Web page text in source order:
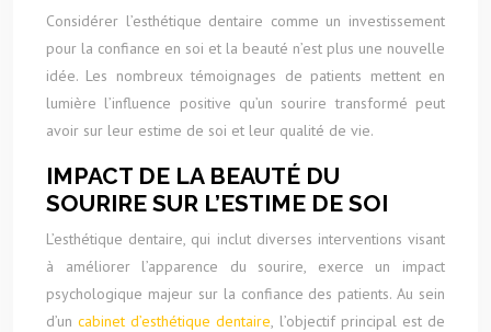
Considérer l’esthétique dentaire comme un investissement
pour la confiance en soi et la beauté n’est plus une nouvelle
idée. Les nombreux témoignages de patients mettent en
lumière l’influence positive qu’un sourire transformé peut
avoir sur leur estime de soi et leur qualité de vie.
IMPACT DE LA BEAUTÉ DU
SOURIRE SUR L’ESTIME DE SOI
L’esthétique dentaire, qui inclut diverses interventions visant
à améliorer l’apparence du sourire, exerce un impact
psychologique majeur sur la confiance des patients. Au sein
d’uncabinet d’esthétique dentaire, l’objectif principal est de